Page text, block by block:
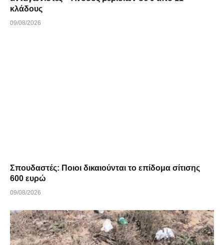
κλάδους
09/08/2026
Σπουδαστές: Ποιοι δικαιούνται το επίδομα σίτισης
600 ευρώ
09/08/2026